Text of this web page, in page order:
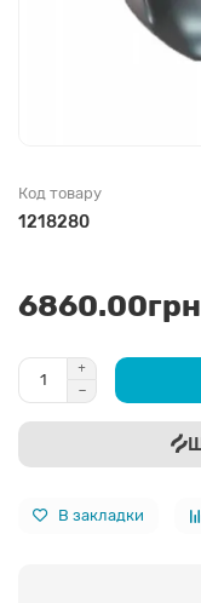
Код товару
1218280
В закладки